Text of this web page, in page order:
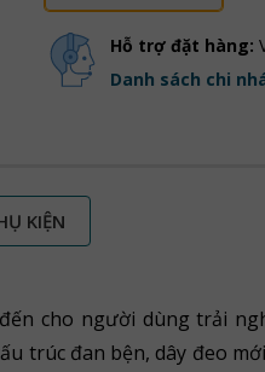
Hỗ trợ đặt hàng:
Danh sách chi
KIỆN
cho người dùng trải
trúc đan bện, dây đeo